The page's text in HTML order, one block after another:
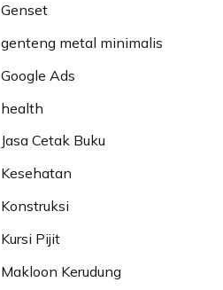
Genset
genteng metal minimalis
Google Ads
health
Jasa Cetak Buku
Kesehatan
Konstruksi
Kursi Pijit
Makloon Kerudung